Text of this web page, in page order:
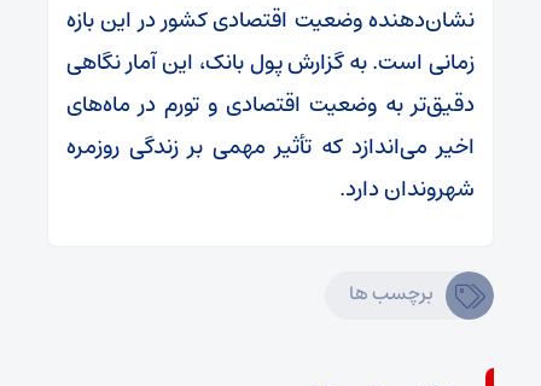
نشان‌دهنده وضعیت اقتصادی کشور در این بازه
زمانی است. به گزارش پول بانک، این آمار نگاهی
دقیق‌تر به وضعیت اقتصادی و تورم در ماه‌های
اخیر می‌اندازد که تأثیر مهمی بر زندگی روزمره
شهروندان دارد.
برچسب ها